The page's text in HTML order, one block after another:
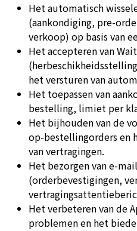
Het automatisch
(aankondiging, pre-
verkoop) op basis van
Het accepteren van
het versturen van
Het toepassen van
bestelling, limiet per
Het bijhouden van de
op-bestellingorders en
van vertragingen.
Het bezorgen van e-
(orderbevestigingen,
Het verbeteren van de
problemen en het